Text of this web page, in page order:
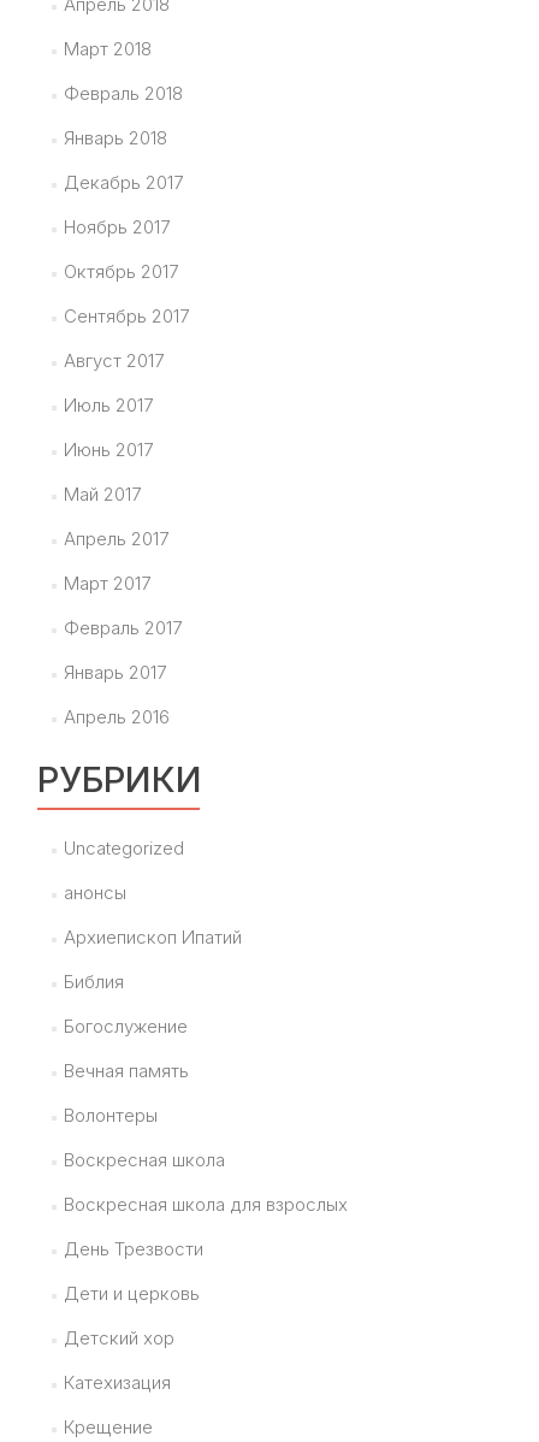
Март 2018
Февраль 2018
Январь 2018
Декабрь 2017
Ноябрь 2017
Октябрь 2017
Сентябрь 2017
Август 2017
Июль 2017
Июнь 2017
Май 2017
Апрель 2017
Март 2017
Февраль 2017
Январь 2017
Апрель 2016
РУБРИКИ
Uncategorized
анонсы
Архиепископ Ипатий
Библия
Богослужение
Вечная память
Волонтеры
Воскресная школа
Воскресная школа для взрослых
День Трезвости
Дети и церковь
Детский хор
Катехизация
Крещение